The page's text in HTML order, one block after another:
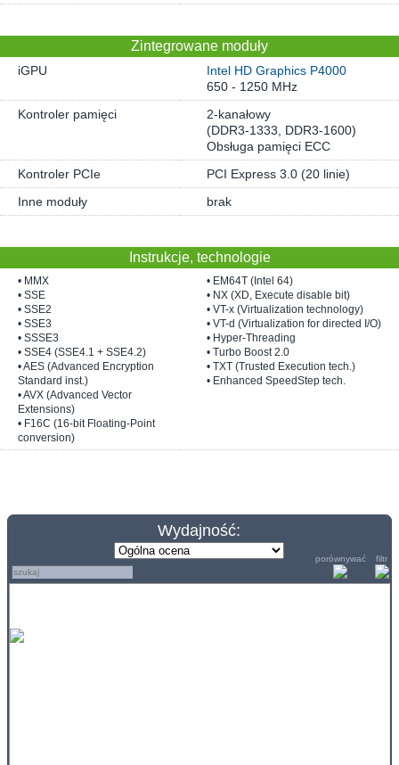
Zintegrowane moduły
iGPU
Intel HD Graphics P4000
650 - 1250 MHz
Kontroler pamięci
2-kanałowy
(DDR3-1333, DDR3-1600)
Obsługa pamięci ECC
Kontroler PCIe
PCI Express 3.0 (20 linie)
Inne moduły
brak
Instrukcje, technologie
• MMX
• SSE
• SSE2
• SSE3
• SSSE3
• SSE4 (SSE4.1 + SSE4.2)
• AES (Advanced Encryption
Standard inst.)
• AVX (Advanced Vector
Extensions)
• F16C (16-bit Floating-Point
conversion)
• EM64T (Intel 64)
• NX (XD, Execute disable bit)
• VT-x (Virtualization technology)
• VT-d (Virtualization for directed I/O)
• Hyper-Threading
• Turbo Boost 2.0
• TXT (Trusted Execution tech.)
• Enhanced SpeedStep tech.
Wydajność:
porównywać filtr